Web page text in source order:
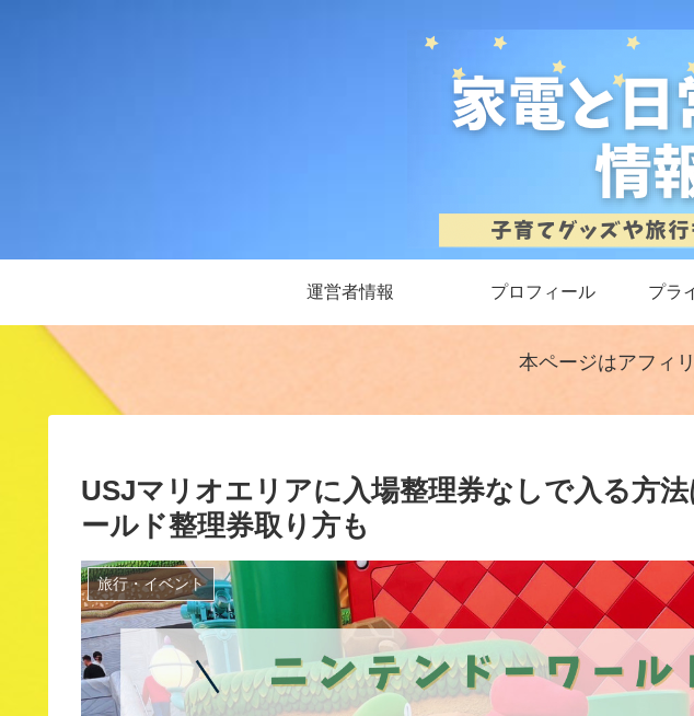
運営者情報 プロフィール プラ
本ページはアフィ
USJマリオエリアに入場整理券なしで入る方
ールド整理券取り方も
旅行・イベント